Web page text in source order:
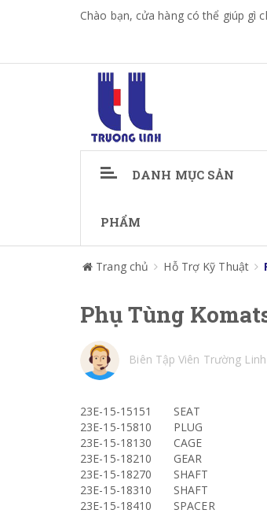
Chào bạn, cửa hàng có thể giúp gì
DANH MỤC SẢN
PHẨM
Trang chủ Hỗ Trợ Kỹ Thuật
Phụ Tùng
Biên Tập Viên Trường Linh
23E-15-15151
SEAT
23E-15-15810
PLUG
23E-15-18130
CAGE
23E-15-18210
GEAR
23E-15-18270
SHAFT
23E-15-18310
SHAFT
23E-15-18410
SPACER